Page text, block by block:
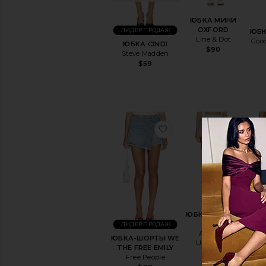
ЮБКА CINDI
Steve Madden
$59
ЛИДЕР ПРОДАЖ
ЮБКА МИНИ
OXFORD
Line & Dot
$90
ЮБКА-ШОРТЫ WE
THE FREE EMILY
Free People
ЛИДЕР ПРОДАЖ
избранноеЮБКА-
ЮБКА-ШОРТЫ
DALE
Amanda
Uprichard
$172